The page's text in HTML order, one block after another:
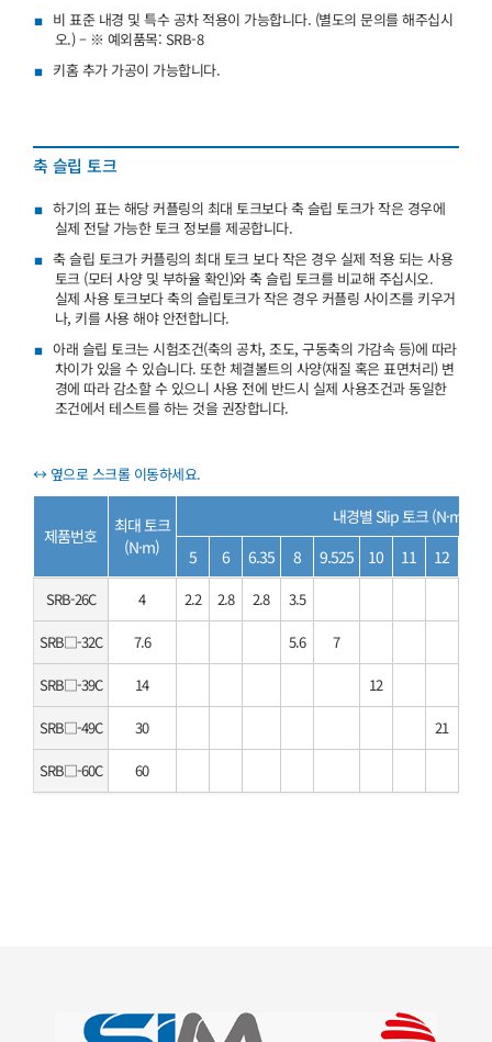
비 표준 내경 및 특수 공차 적용이 가능합니다. (별도의 문의를 해주십시
오.) – ※ 예외품목: SRB-8
키홈 추가 가공이 가능합니다.
축 슬립 토크
하기의 표는 해당 커플링의 최대 토크보다 축 슬립 토크가 작은 경우에
실제 전달 가능한 토크 정보를 제공합니다.
축 슬립 토크가 커플링의 최대 토크 보다 작은 경우 실제 적용 되는 사용
토크 (모터 사양 및 부하율 확인)와 축 슬립 토크를 비교해 주십시오.
실제 사용 토크보다 축의 슬립토크가 작은 경우 커플링 사이즈를 키우거
나, 키를 사용 해야 안전합니다.
아래 슬립 토크는 시험조건(축의 공차, 조도, 구동축의 가감속 등)에 따라
차이가 있을 수 있습니다. 또한 체결볼트의 사양(재질 혹은 표면처리) 변
경에 따라 감소할 수 있으니 사용 전에 반드시 실제 사용조건과 동일한
조건에서 테스트를 하는 것을 권장합니다.
제품번호
최대 토크
(N·m)
내경별 Slip 토크 (N·m)
5
6 6.35 8 9.525 10 11 12
SRB-26C 4 2.2 2.8 2.8 3.5
SRB□-32C 7.6 5.6 7
SRB□-39C 14 12
SRB□-49C 30 21
SRB□-60C 60